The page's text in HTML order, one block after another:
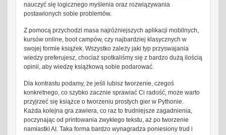
nauczyć się logicznego myślenia oraz rozwiązywania
postawionych sobie problemów.
Z pomocą przychodzi masa najróżniejszych aplikacji mobilnych,
kursów online, boot campów, czy najbardziej klasycznych w
swojej formie książek. Wszystko zależy jaki typ przyswajania
wiedzy preferujesz, chociaż spotkaliśmy się z bardzo dużą ilością
opinii, aby wiedzę książkową sobie podarować.
Dla kontrastu podamy, że jeśli lubisz tworzenie, czegoś
konkretnego, co szybko zacznie sprawiać Ci radość, może warto
przyjrzeć się książce o tworzeniu prostych gier w Pythonie.
Każda kolejna gra zawiera, co raz to trudniejsze zagadnienia,
poczynając od printowania zwykłego tekstu, aż po tworzenie
namiastki AI. Taka forma bardzo wynagradza poniesiony trud i